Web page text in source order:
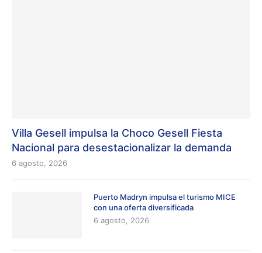
Villa Gesell impulsa la Choco Gesell Fiesta
Nacional para desestacionalizar la demanda
6 agosto, 2026
Puerto Madryn impulsa el turismo MICE
con una oferta diversificada
6 agosto, 2026